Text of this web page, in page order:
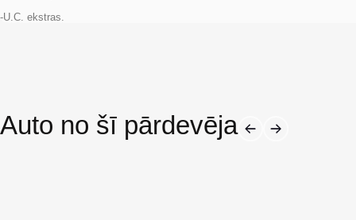
-U.C. ekstras.
Auto no šī pārdevēja